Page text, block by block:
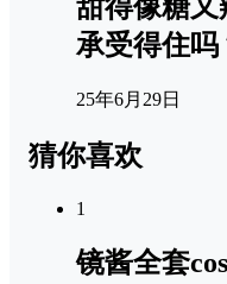
甜得像糖
承受得住吗
25年6月29日
猜你喜欢
1
镜酱全套